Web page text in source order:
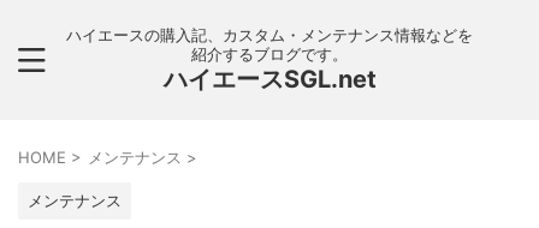
ハイエースの購入記、カスタム・メンテナンス情報などを
紹介するブログです。
ハイエースSGL.net
HOME > メンテナンス >
メンテナンス